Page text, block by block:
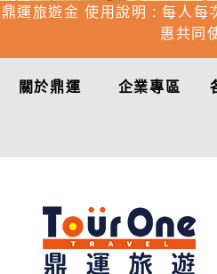
鼎運旅遊金 使用說明 : 每人每
惠共同
關於鼎運 企業專區